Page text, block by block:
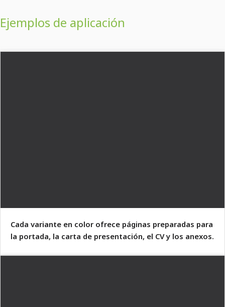
Ejemplos de aplicación
Cada variante en color ofrece páginas preparadas para
la portada, la carta de presentación, el CV y los anexos.